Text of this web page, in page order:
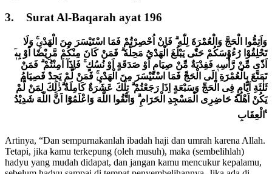
3. Surat Al-Baqarah ayat 196
وَاَتِمُّوا الْحَجَّ وَالْعُمْرَةَ لِلّٰهِ ۗ فَاِنْ اُحْصِرْتُمْ فَمَا اسْتَيْسَرَ مِنَ الْهَدْيِۚ وَلَا
تَحْلِقُوْا رُءُوْسَكُمْ حَتّٰى يَبْلُغَ الْهَدْيُ مَحِلَّهٗ ۗ فَمَنْ كَانَ مِنْكُمْ مَّرِيْضًا اَوْ بِهٖٓ
اَذًى مِّنْ رَّأْسِهٖ فَفِدْيَةٌ مِّنْ صِيَامٍ اَوْ صَدَقَةٍ اَوْ نُسُكٍ ۚ فَاِذَآ اَمِنْتُمْ ۗ فَمَنْ
تَمَتَّعَ بِالْعُمْرَةِ اِلَى الْحَجِّ فَمَا اسْتَيْسَرَ مِنَ الْهَدْيِۚ فَمَنْ لَّمْ يَجِدْ فَصِيَامُ
ثَلٰثَةِ اَيَّامٍ فِى الْحَجِّ وَسَبْعَةٍ اِذَا رَجَعْتُمْ ۗ تِلْكَ عَشَرَةٌ كَامِلَةٌ ۗذٰلِكَ لِمَنْ لَّمْ
يَكُنْ اَهْلُهٗ حَاضِرِى الْمَسْجِدِ الْحَرَامِ ۗ وَاتَّقُوا اللّٰهَ وَاعْلَمُوْٓا اَنَّ اللّٰهَ شَدِيْدُ
الْعِقَابِ ࣖ
Artinya, “Dan sempurnakanlah ibadah haji dan umrah karena Allah.
Tetapi, jika kamu terkepung (oleh musuh), maka (sembelihlah)
hadyu yang mudah didapat, dan jangan kamu mencukur kepalamu,